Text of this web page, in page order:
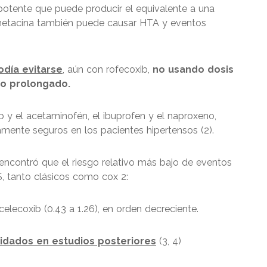
que puede producir el equivalente a una
también puede causar HTA y eventos
evitarse , aún con rofecoxib, no usando dosis
prolongado.
el acetaminofén, el ibuprofen y el naproxeno,
seguros en los pacientes hipertensos (2).
que el riesgo relativo más bajo de eventos
tanto clásicos como cox 2:
(0.43 a 1.26), en orden decreciente.
en estudios posteriores (3, 4)